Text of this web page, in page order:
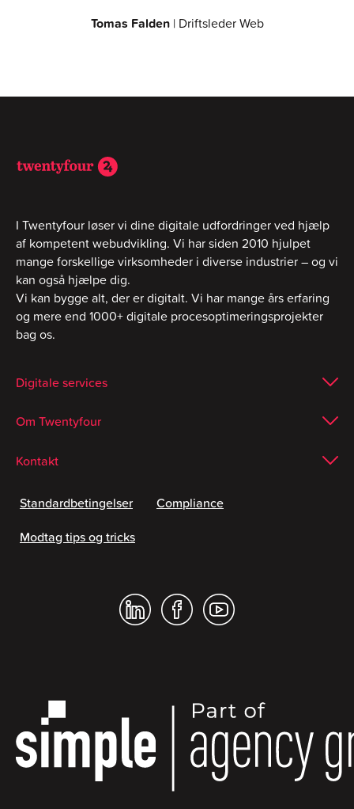
Tomas Falden| Driftsleder Web
I Twentyfour løser vi dine digitale udfordringer ved hjælp
af kompetent webudvikling. Vi har siden 2010 hjulpet
mange forskellige virksomheder i diverse industrier – og vi
kan også hjælpe dig.
Vi kan bygge alt, der er digitalt. Vi har mange års erfaring
og mere end 1000+ digitale procesoptimeringsprojekter
bag os.
Digitale services
Om Twentyfour
Kontakt
Standardbetingelser
Compliance
Modtag tips og tricks